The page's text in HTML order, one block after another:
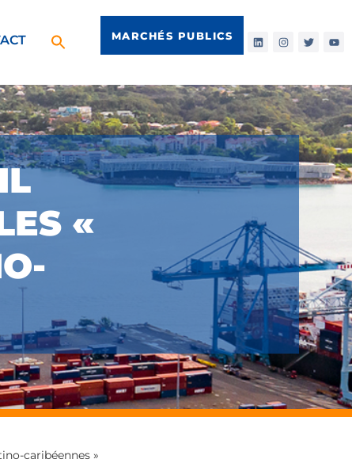
MARCHÉS PUBLICS
«
caribéennes »